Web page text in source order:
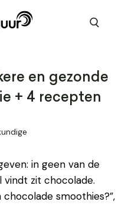
en gezonde
+ 4 recepten
in geen van de
vindt zit chocolade.
smoothies?”,